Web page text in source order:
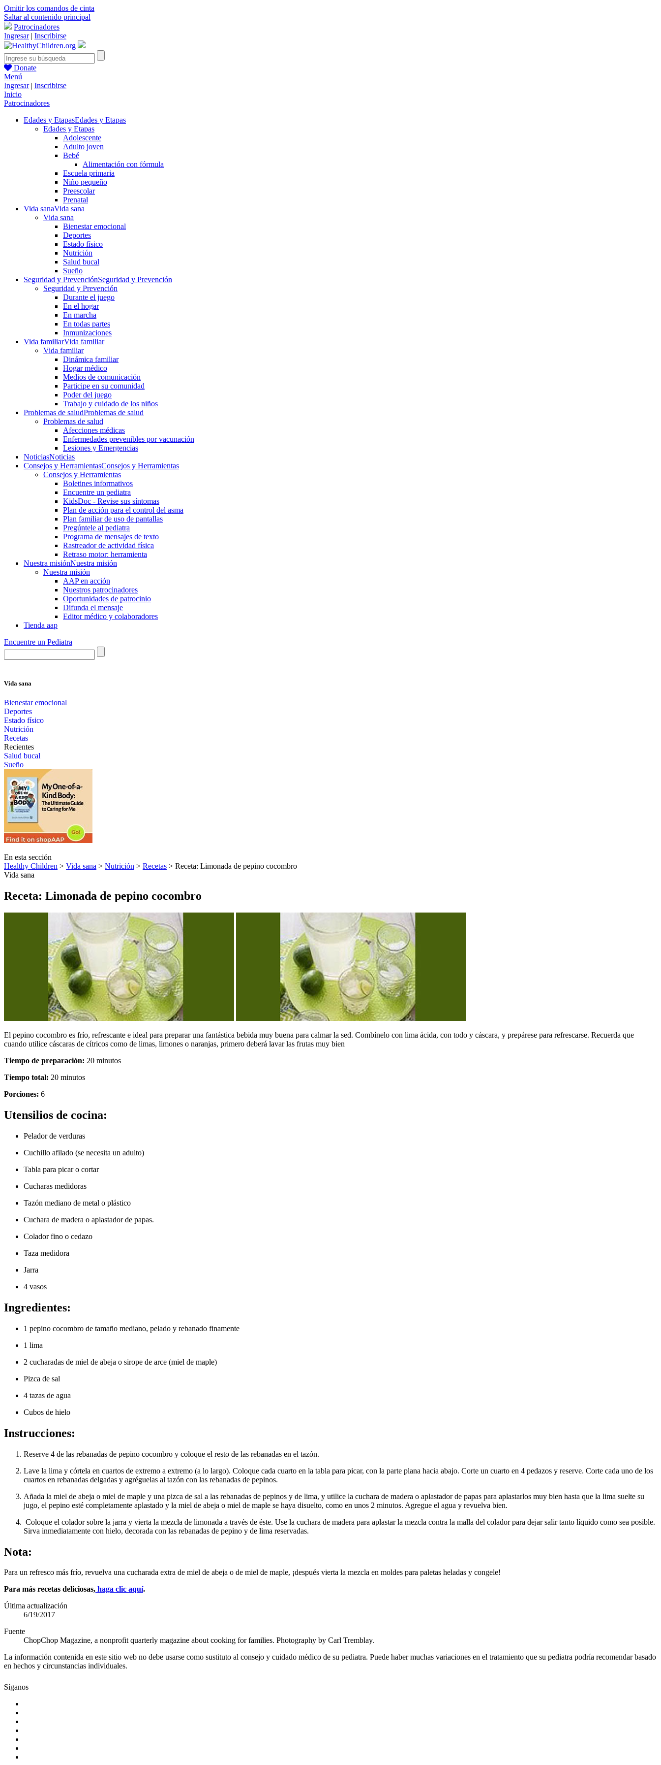
Omitir los comandos de cinta
Saltar al contenido principal
Patrocinadores
Ingresar| Inscribirse
Donate
Menú
Ingresar| Inscribirse
Inicio
Patrocinadores
Edades y EtapasEdades y Etapas
Edades y Etapas
Adolescente
Adulto joven
Bebé
Alimentación con fórmula
Escuela primaria
Niño pequeño
Preescolar
Prenatal
Vida sanaVida sana
Vida sana
Bienestar emocional
Deportes
Estado físico
Nutrición
Salud bucal
Sueño
Seguridad y PrevenciónSeguridad y Prevención
Seguridad y Prevención
Durante el juego
En el hogar
En marcha
En todas partes
Inmunizaciones
Vida familiarVida familiar
Vida familiar
Dinámica familiar
Hogar médico
Medios de comunicación
Participe en su comunidad
Poder del juego
Trabajo y cuidado de los niños
Problemas de saludProblemas de salud
Problemas de salud
Afecciones médicas
Enfermedades prevenibles por vacunación
Lesiones y Emergencias
NoticiasNoticias
Consejos y HerramientasConsejos y Herramientas
Consejos y Herramientas
Boletines informativos
Encuentre un pediatra
KidsDoc - Revise sus síntomas
Plan de acción para el control del asma
Plan familiar de uso de pantallas
Pregúntele al pediatra
Programa de mensajes de texto
Rastre​​ador de activida​d física
Retraso motor: herramienta
Nuestra misiónNuestra misión
Nuestra misión
AAP en acción
Nuestros patrocinadores
Oportunidades de patrocinio
Difunda el mensaje
Editor médico y colaboradores
Tienda aap
Encuentre un Pediatra
Vida sana
Bienestar emocional
Deportes
Estado físico
Nutrición
Recetas
Recientes
Salud bucal
Sueño
En esta sección
Healthy Children > Vida sana > Nutrición > Recetas > Receta: Limonada de pepino cocombro
Vida sana
Receta: Limonada de pepino cocombro
El pepino cocombro es frío, refrescante e ideal para preparar una fantástica bebida muy buena para calmar la sed. Combínelo con lima ácida, con todo y cáscara, y prepárese para refrescarse. Recuerda que
cuando utilice cáscaras de cítricos como de limas, limones o naranjas, primero deberá lavar las frutas muy bien
Tiempo de preparación: 20 minutos
Tiempo total: 20 minutos
Porciones: 6
Utensilios de cocina:
Pelador de verduras
Cuchillo afilado (se necesita un adulto)
Tabla para picar o cortar
Cucharas medidoras
Tazón mediano de metal o plástico
Cuchara de madera o aplastador de papas.
Colador fino o cedazo
Taza medidora
Jarra
4 vasos
Ingredientes:
1 pepino cocombro de tamaño mediano, pelado y rebanado finamente
1 lima
2 cucharadas de miel de abeja o sirope de arce (miel de maple)
Pizca de sal
4 tazas de agua
Cubos de hielo
Instrucciones:
Reserve 4 de las rebanadas de pepino cocombro y coloque el resto de las rebanadas en el tazón.
Lave la lima y córtela en cuartos de extremo a extremo (a lo largo). Coloque cada cuarto en la tabla para picar, con la parte plana hacia abajo. Corte un cuarto en 4 pedazos y reserve. Corte cada uno de los
cuartos en rebanadas delgadas y agréguelas al tazón con las rebanadas de pepinos.
Añada la miel de abeja o miel de maple y una pizca de sal a las rebanadas de pepinos y de lima, y utilice la cuchara de madera o aplastador de papas para aplastarlos muy bien hasta que la lima suelte su
jugo, el pepino esté completamente aplastado y la miel de abeja o miel de maple se haya disuelto, como en unos 2 minutos. Agregue el agua y revuelva bien.
Coloque el colador sobre la jarra y vierta la mezcla de limonada a través de éste. Use la cuchara de madera para aplastar la mezcla contra la malla del colador para dejar salir tanto líquido como sea posible.
Sirva inmediatamente con hielo, decorada con las rebanadas de pepino y de lima reservadas.
Nota:
Para un refresco más frío, revuelva una cucharada extra de miel de abeja o de miel de maple, ¡después vierta la mezcla en moldes para paletas heladas y congele!
Para más recetas deliciosas, haga clic aquí.
Última actualización
6/19/2017
Fuente
ChopChop Magazine, a nonprofit quarterly magazine about cooking for families. Photography by Carl Tremblay.
La información contenida en este sitio web no debe usarse como sustituto al consejo y cuidado médico de su pediatra. Puede haber muchas variaciones en el tratamiento que su pediatra podría recomendar basado
en hechos y circunstancias individuales.
Síganos